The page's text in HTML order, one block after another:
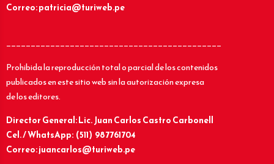
Correo: patricia@turiweb.pe
____________________________________________
Prohibida la reproducción total o parcial de los contenidos
publicados en este sitio web sin la autorización expresa
de los editores.
Director General: Lic.Juan Carlos Castro Carbonell
Cel. / WhatsApp: (511) 987761704
Correo: juancarlos@turiweb.pe